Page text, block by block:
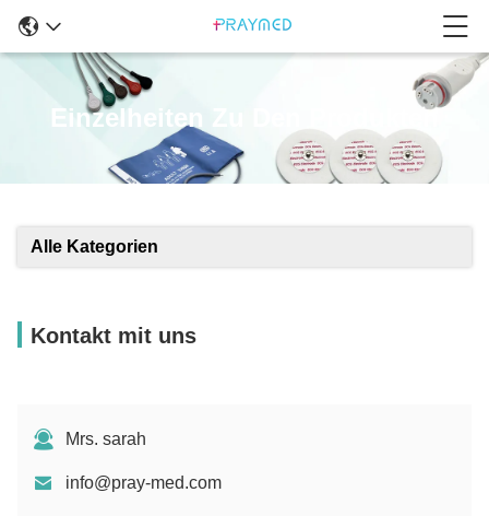
Einzelheiten Zu Den Produkten
Alle Kategorien
Kontakt mit uns
Mrs. sarah
info@pray-med.com